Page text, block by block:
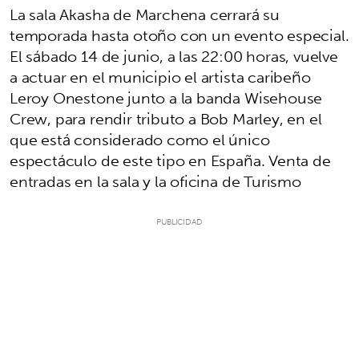
La sala Akasha de Marchena cerrará su
temporada hasta otoño con un evento especial.
El sábado 14 de junio, a las 22:00 horas, vuelve
a actuar en el municipio el artista caribeño
Leroy Onestone junto a la banda Wisehouse
Crew, para rendir tributo a Bob Marley, en el
que está considerado como el único
espectáculo de este tipo en España. Venta de
entradas en la sala y la oficina de Turismo